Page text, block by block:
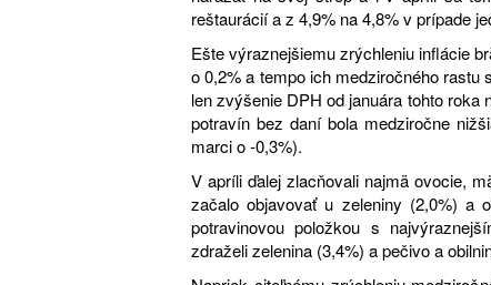
reštaurácií a z 4,9% na 4,8% v prípade
Ešte výraznejšiemu zrýchleniu inflácie
o 0,2% a tempo ich medziročného
len zvýšenie DPH od januára tohto
potravín bez daní bola medziročne
marci o -0,3%).
V apríli ďalej zlacňovali najmä ovocie,
začalo objavovať u zeleniny (2,0%) a
potravinovou položkou s
zdraželi zelenina (3,4%) a pečivo a